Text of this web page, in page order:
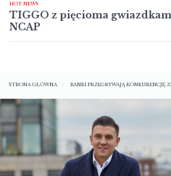
HOT NEWS
TIGGO z pięcioma
NCAP
RAPORTY
TECHNOLOGIE
SYLWETKI
NIERUCHOMOŚCI
nawigacyjna
STRONA GŁÓWNA BANKI PRZEGRYWAJĄ KONKURENCJĘ